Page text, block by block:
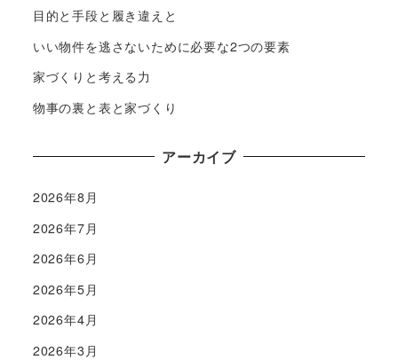
目的と手段と履き違えと
いい物件を逃さないために必要な2つの要素
家づくりと考える力
物事の裏と表と家づくり
アーカイブ
2026年8月
2026年7月
2026年6月
2026年5月
2026年4月
2026年3月